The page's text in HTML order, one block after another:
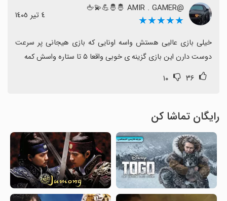
@AMIR . GAMER 🤴🤴💪💫🖕
★★★★★ ٤ تیر ١٤٠٥
دوست دارن این بازی گزینه ی خوبی واقعا ۵ تا ستاره واسش کمه
۳۶ ۱۰
رایگان تماشا کن